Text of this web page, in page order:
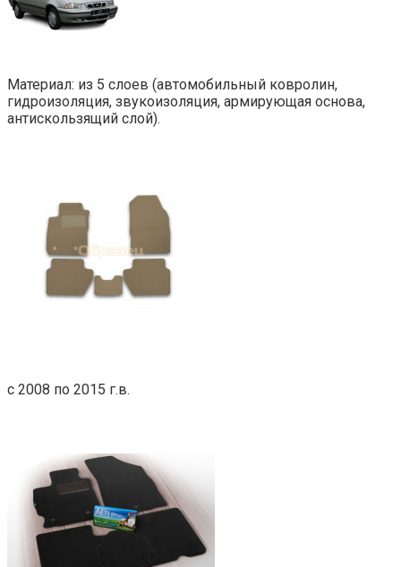
Материал: из 5 слоев (автомобильный ковролин,
гидроизоляция, звукоизоляция, армирующая основа,
антискользящий слой).
с 2008 по 2015 г.в.